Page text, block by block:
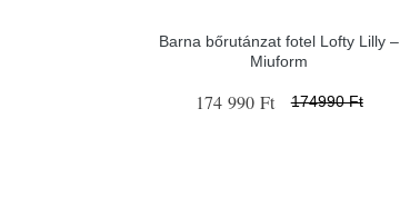
Barna bőrutánzat fotel Lofty Lilly –
Miuform
174 990 Ft 174990 Ft